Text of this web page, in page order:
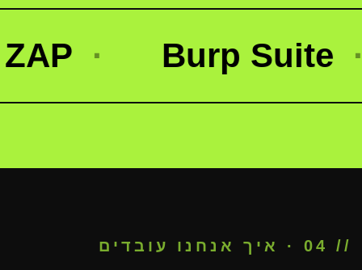
Burp Suite ·
// 04 · איך אנחנו עובדים